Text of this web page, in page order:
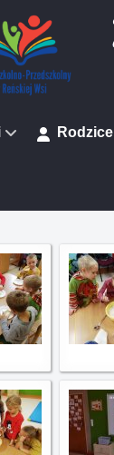
Rodzice